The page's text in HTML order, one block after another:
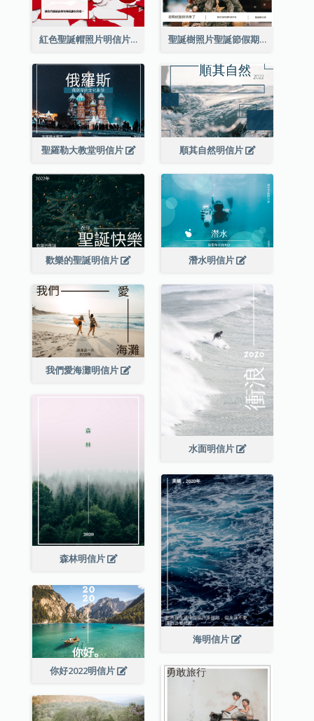
紅色聖誕帽照片明信片 聖誕樹照片聖誕節假期明信片
聖羅勒大教堂明信片 順其自然明信片
歡樂的聖誕明信片 潛水明信片
我們愛海灘明信片
水面明信片
森林明信片
海明信片
你好2022明信片